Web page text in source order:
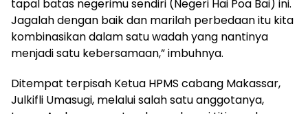
tapal batas negerimu sendiri (Negeri Hai Poa Bai) ini.
Jagalah dengan baik dan marilah perbedaan itu kita
kombinasikan dalam satu wadah yang nantinya
menjadi satu kebersamaan,” imbuhnya.
Ditempat terpisah Ketua HPMS cabang Makassar,
Julkifli Umasugi, melalui salah satu anggotanya,